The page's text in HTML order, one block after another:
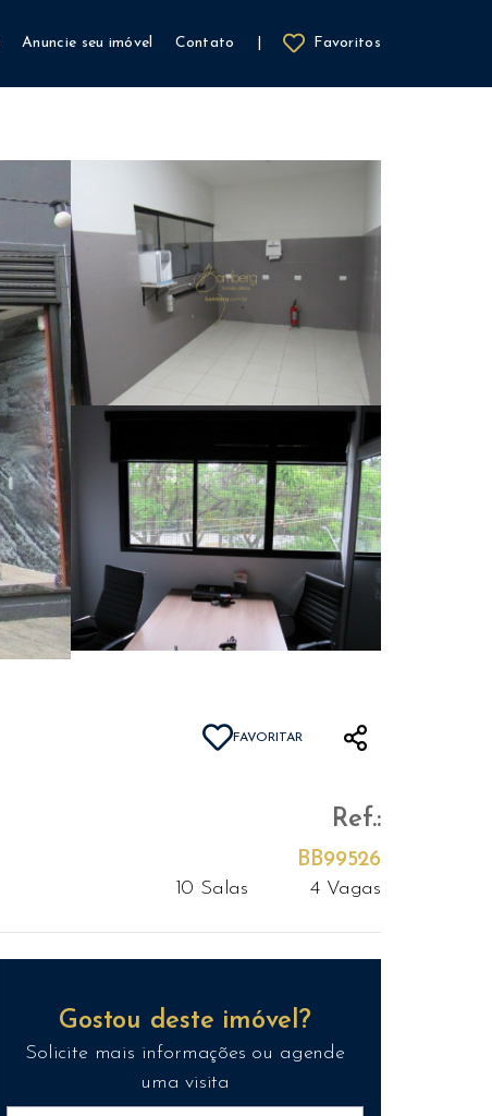
Anuncie seu imóvel Contato Favoritos
FAVORITAR
Ref.:
BB99526
10 Salas 4 Vagas
Gostou deste imóvel?
Solicite mais informações ou agende
uma visita